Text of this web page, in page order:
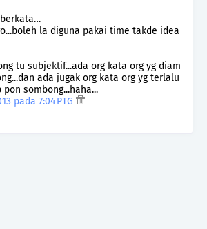
berkata…
la diguna pakai time takde idea
tu subjektif...ada org kata org yg diam
ada jugak org kata org yg terlalu
pon sombong...haha...
pada 7:04 PTG